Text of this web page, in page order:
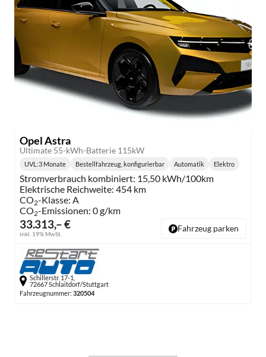
Opel Astra
Ultimate 55-kWh-Batterie 115kW
33.313,– €
inkl. 19% MwSt.
UVL :3 Monate Bestellfahrzeug, konfigurierbar Automatik Elektro
Stromverbrauch kombiniert: 15,50 kWh/100km
Elektrische Reichweite: 454 km
CO2-Klasse: A
CO2-Emissionen: 0 g/km
Fahrzeug parken
Schillerstr. 17-1,
72667 Schlaitdorf/Stuttgart
Fahrzeugnummer: 320504